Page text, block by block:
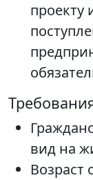
проекту
вид на
Возраст